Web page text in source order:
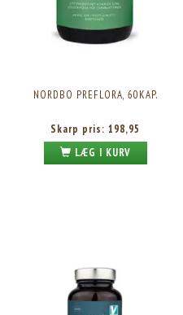
NORDBO PREFLORA, 60KAP.
Skarp pris: 198,95
LÆG I KURV